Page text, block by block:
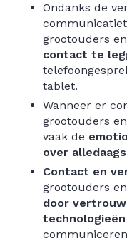
Ondanks de
grootouders
contact te
tablet.
Wanneer er
grootouders
vaak de
over
Contact en
grootouders
door
technologieën